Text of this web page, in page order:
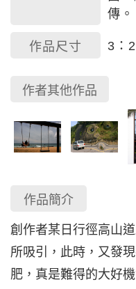
傳。
作品尺寸 3：
作者其他作品
作品簡介
創作者某日行徑高山
所吸引，此時，又發
肥，真是難得的大好